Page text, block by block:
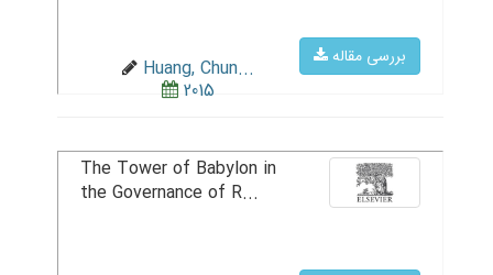
بررسی مقاله
Huang, Chun...
2015
The Tower of Babylon in
the Governance of R...